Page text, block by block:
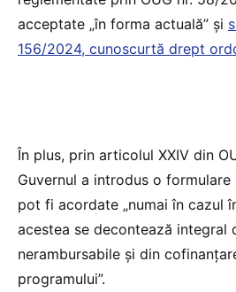
acceptate „în forma actuală” și
156/2024, cunoscurtă drept
În plus, prin articolul XXIV din
Guvernul a introdus o
pot fi acordate „numai în cazul
acestea se decontează integral
nerambursabile și din
programului”.